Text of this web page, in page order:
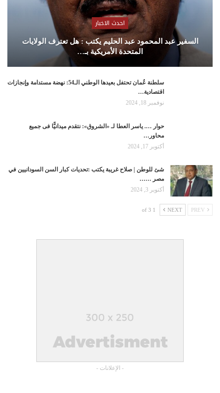
احدث الاخبار
السفير عبد المحمود عبد الحليم يكتب : هل تعترف الولايات
المتحدة الأمريكية بـ…
سلطنة عُمان تحتفل بعيدها الوطني الـ54: نهضة مستدامة وإنجازات
اقتصادية…
نوفمبر 18, 2024
حوار …. ياسر العطا لـ «الشروق»: نتقدم ميدانيًّا فى جميع
محاور…
أكتوبر 17, 2024
شئ للوطن | صلاح غريبة يكتب :تحديات كبار السن السودانيين في
مصر ……
أكتوبر 3, 2024
NEXT
1 of 3
- الإعلانات -